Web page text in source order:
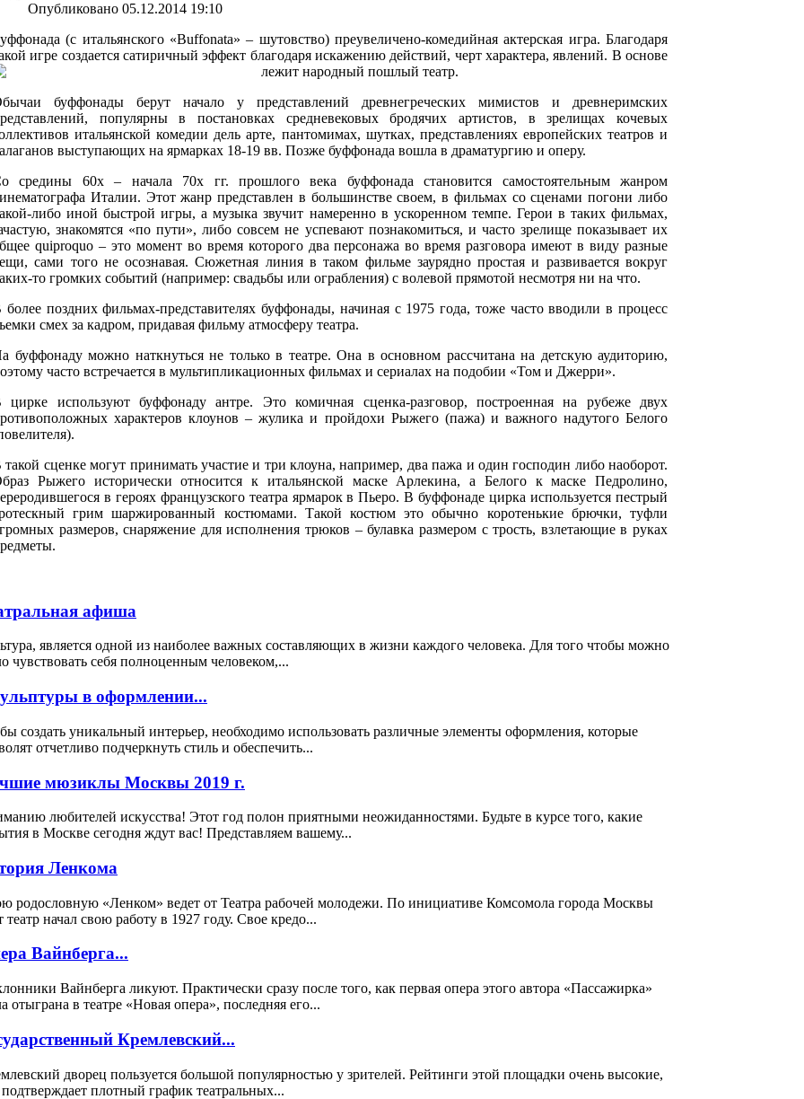
Опубликовано 05.12.2014 19:10
(с итальянского «Buffonata» – шутовство) преувеличено-комедийная актерская игра. Благодаря
игре создается сатиричный эффект благодаря искажению действий, черт характера, явлений. В основе
лежит народный пошлый театр.
буффонады берут начало у представлений древнегреческих мимистов и древнеримских
популярны в постановках средневековых бродячих артистов, в зрелищах кочевых
итальянской комедии дель арте, пантомимах, шутках, представлениях европейских театров и
выступающих на ярмарках 18-19 вв. Позже буффонада вошла в драматургию и оперу.
средины 60х – начала 70х гг. прошлого века буффонада становится самостоятельным жанром
Италии. Этот жанр представлен в большинстве своем, в фильмах со сценами погони либо
либо иной быстрой игры, а музыка звучит намеренно в ускоренном темпе. Герои в таких фильмах,
знакомятся «по пути», либо совсем не успевают познакомиться, и часто зрелище показывает их
quiproquo – это момент во время которого два персонажа во время разговора имеют в виду разные
сами того не осознавая. Сюжетная линия в таком фильме заурядно простая и развивается вокруг
то громких событий (например: свадьбы или ограбления) с волевой прямотой несмотря ни на что.
более поздних фильмах-представителях буффонады, начиная с 1975 года, тоже часто вводили в процесс
смех за кадром, придавая фильму атмосферу театра.
буффонаду можно наткнуться не только в театре. Она в основном рассчитана на детскую аудиторию,
часто встречается в мультипликационных фильмах и сериалах на подобии «Том и Джерри».
цирке используют буффонаду антре. Это комичная сценка-разговор, построенная на рубеже двух
характеров клоунов – жулика и пройдохи Рыжего (пажа) и важного надутого Белого
такой сценке могут принимать участие и три клоуна, например, два пажа и один господин либо наоборот.
Рыжего исторически относится к итальянской маске Арлекина, а Белого к маске Педролино,
в героях французского театра ярмарок в Пьеро. В буффонаде цирка используется пестрый
грим шаржированный костюмами. Такой костюм это обычно коротенькие брючки, туфли
размеров, снаряжение для исполнения трюков – булавка размером с трость, взлетающие в руках
афиша
является одной из наиболее важных составляющих в жизни каждого человека. Для того чтобы можно
чувствовать себя полноценным человеком,...
в оформлении...
создать уникальный интерьер, необходимо использовать различные элементы оформления, которые
отчетливо подчеркнуть стиль и обеспечить...
мюзиклы Москвы 2019 г.
любителей искусства! Этот год полон приятными неожиданностями. Будьте в курсе того, какие
в Москве сегодня ждут вас! Представляем вашему...
Ленкома
родословную «Ленком» ведет от Театра рабочей молодежи. По инициативе Комсомола города Москвы
театр начал свою работу в 1927 году. Свое кредо...
Вайнберга...
Вайнберга ликуют. Практически сразу после того, как первая опера этого автора «Пассажирка»
отыграна в театре «Новая опера», последняя его...
Кремлевский...
дворец пользуется большой популярностью у зрителей. Рейтинги этой площадки очень высокие,
плотный график театральных...